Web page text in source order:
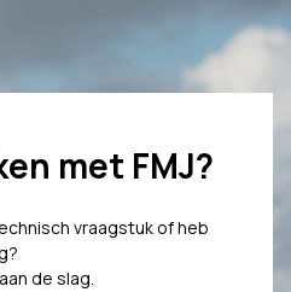
met FMJ?
vraagstuk of heb
de slag.